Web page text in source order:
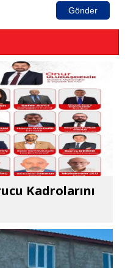
Gönder
Kadrolarını